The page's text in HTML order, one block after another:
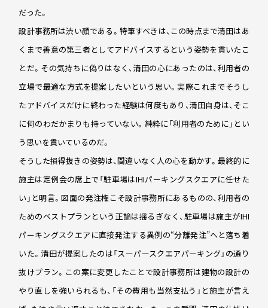
だった。
設計事務所は渋い顔である。特筆すべきは、この時点まで清田はあ
くまで善意の第三者としてアドバイスするという姿勢を貫いたこ
とだ。その気持ちに偽りはなく、清田の心にあったのは、利用者の
立場で最適な方式を提案したいという思い。実際これまでそうし
たアドバイスだけに終わった経験は何度もあり、清田自身は、そこ
に何のわだかまりも持っていない。純粋に「利用者のために」とい
う思いを貫いているのだ。
そうした損得抜きの姿勢は、間違いなく人の心を動かす。最終的に
施主は定例会の席上で「駐車場はIHIパーキングスクエアに任せた
い」と明言。図面の発注権こそ設計事務所にあるものの、利用者の
ためのベストプランという正論は揺るぎなく、駐車場は施主がIHI
パーキングスクエアに直接発注する異例の“分離発注”へと落ち着
いた。清田が提案したのは「スーパースクエアパーキング」の通り
抜けプラン。この案に変更したことで設計事務所は建物の設計の
やり直しを強いられるも、「その費用も当然支払う」と施主が言え